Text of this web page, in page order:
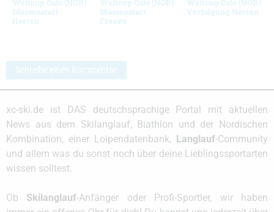
Weltcup Oslo (NOR)
Massenstart
Herren
Weltcup Oslo (NOR)
Massenstart
Frauen
Weltcup Oslo (NOR)
Verfolgung Herren
Schreibe einen Kommentar
xc-ski.de ist DAS deutschsprachige Portal mit aktuellen
News aus dem Skilanglauf, Biathlon und der Nordischen
Kombination, einer Loipendatenbank,
Langlauf-Community
und allem was du sonst noch über deine Lieblingssportarten
wissen solltest.
Ob Skilanglauf-Anfänger oder Profi-Sportler, wir haben